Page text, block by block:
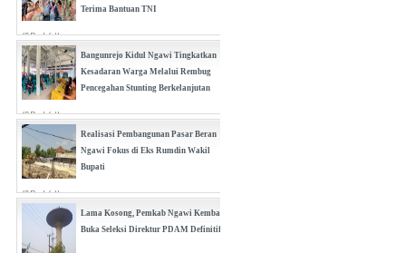
Terima Bantuan TNI
(0 Reply(s))
Bangunrejo Kidul Ngawi Tingkatkan
Kesadaran Warga Melalui Rembug
Pencegahan Stunting Berkelanjutan
(0 Reply(s))
Realisasi Pembangunan Pasar Beran
Ngawi Fokus di Eks Rumdin Wakil
Bupati
(0 Reply(s))
Lama Kosong, Pemkab Ngawi Kembali
Buka Seleksi Direktur PDAM Definitif